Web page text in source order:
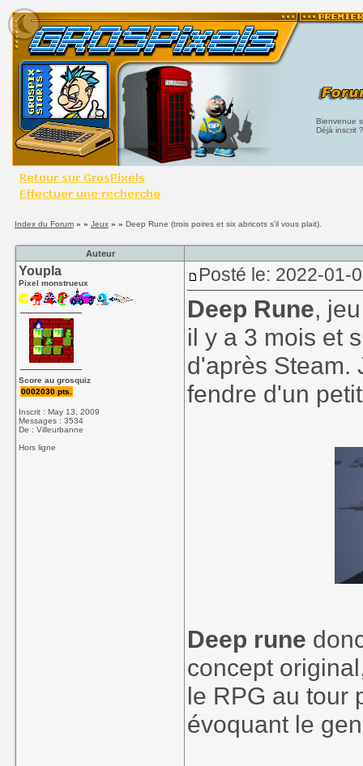
Bienvenue
Déjà inscrit
Index du Forum» » Jeux» » Deep Rune (trois poires et six abricots s'il vous plait).
Auteur
Youpla
Pixel monstrueux
Score au grosquiz
0002030 pts.
Inscrit : May 13, 2009
Messages : 3534
De : Villeurbanne
Hors ligne
Posté le: 2022-01-
Deep Rune,
il y a 3 mois et
d'après Steam.
fendre d'un
Deep rune
concept
le RPG au tour
évoquant le